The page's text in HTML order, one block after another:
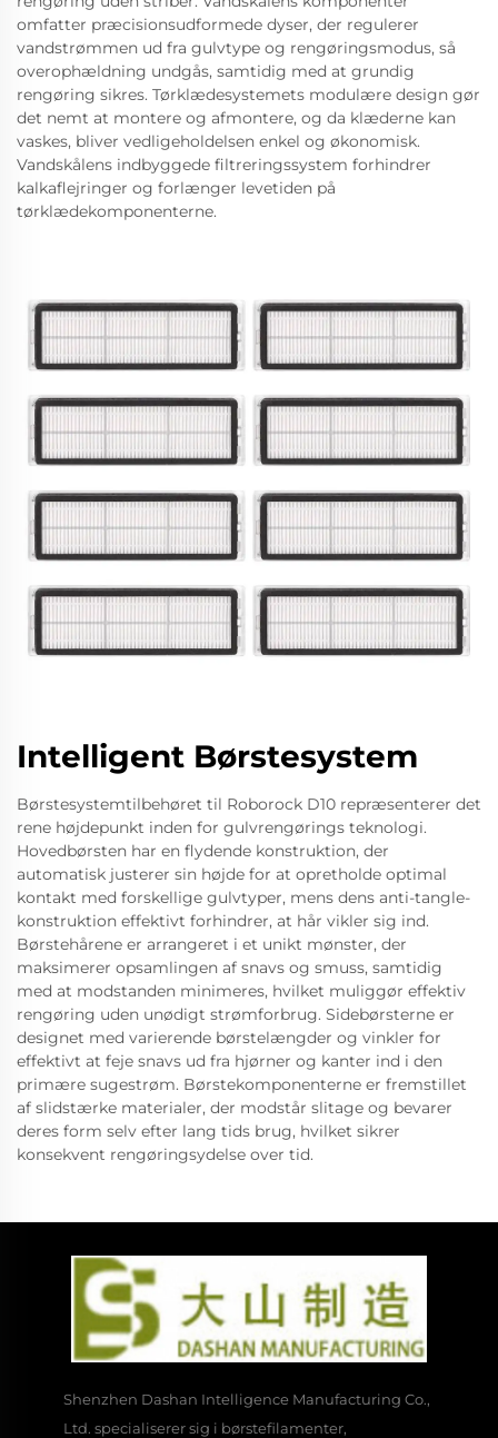
omfatter præcisionsudformede dyser, der regulerer
vandstrømmen ud fra gulvtype og rengøringsmodus, så
overophældning undgås, samtidig med at grundig
rengøring sikres. Tørklædesystemets modulære design gør
det nemt at montere og afmontere, og da klæderne kan
vaskes, bliver vedligeholdelsen enkel og økonomisk.
Vandskålens indbyggede filtreringssystem forhindrer
kalkaflejringer og forlænger levetiden på
tørklædekomponenterne.
Intelligent Børstesystem
Børstesystemtilbehøret til Roborock D10 repræsenterer det
rene højdepunkt inden for gulvrengørings teknologi.
Hovedbørsten har en flydende konstruktion, der
automatisk justerer sin højde for at opretholde optimal
kontakt med forskellige gulvtyper, mens dens anti-tangle-
konstruktion effektivt forhindrer, at hår vikler sig ind.
Børstehårene er arrangeret i et unikt mønster, der
maksimerer opsamlingen af snavs og smuss, samtidig
med at modstanden minimeres, hvilket muliggør effektiv
rengøring uden unødigt strømforbrug. Sidebørsterne er
designet med varierende børstelængder og vinkler for
effektivt at feje snavs ud fra hjørner og kanter ind i den
primære sugestrøm. Børstekomponenterne er fremstillet
af slidstærke materialer, der modstår slitage og bevarer
deres form selv efter lang tids brug, hvilket sikrer
konsekvent rengøringsydelse over tid.
Shenzhen Dashan Intelligence Manufacturing Co.,
Ltd. specialiserer sig i børstefilamenter,